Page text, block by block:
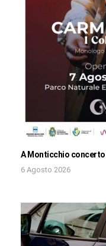
A Monticchio
6 Agosto 2026